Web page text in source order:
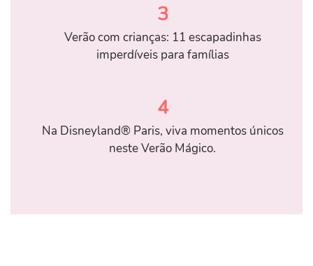
3
Verão com crianças: 11 escapadinhas
imperdíveis para famílias
4
Na Disneyland® Paris, viva momentos únicos
neste Verão Mágico.